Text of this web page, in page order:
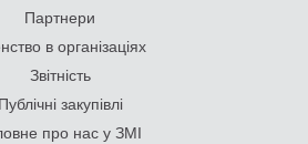
Партнери
в організаціях
Звітність
Публічні закупівлі
про нас у ЗМІ